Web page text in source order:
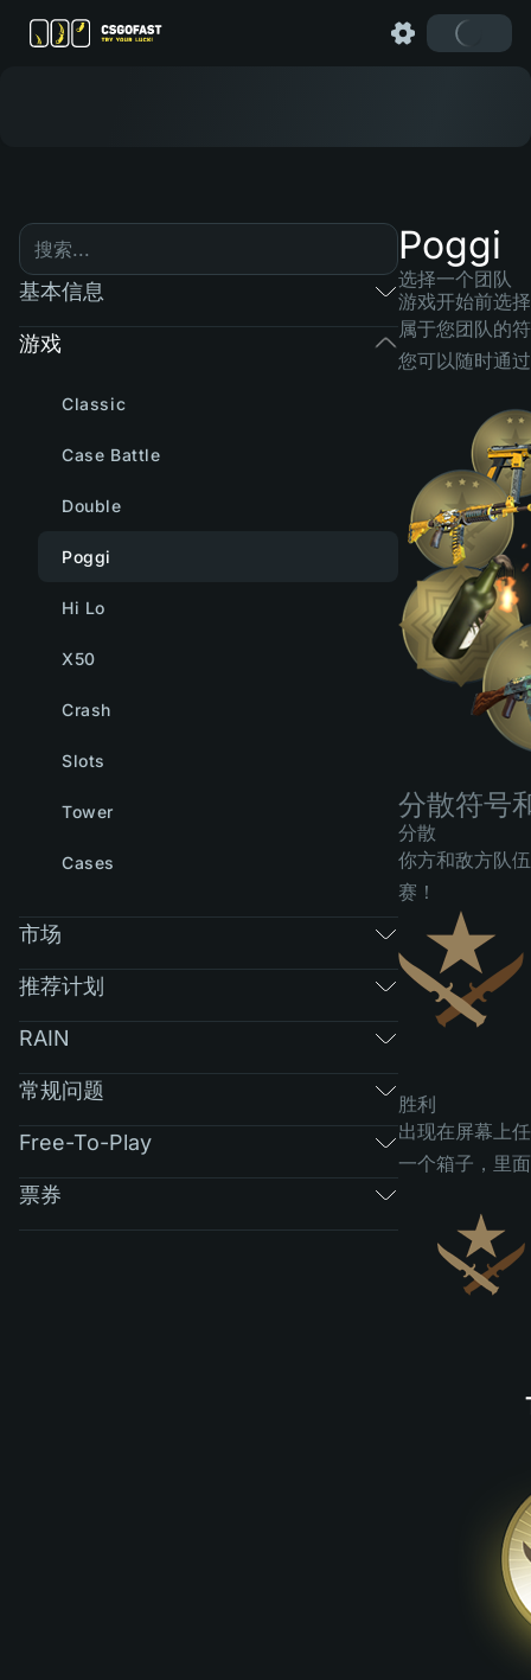
基本信息
游戏
Classic
Case Battle
Double
Poggi
Hi Lo
X50
Crash
Slots
Tower
Cases
市场
推荐计划
RAIN
常规问题
Free-To-Play
票券
Poggi
选择一个团队
游戏开始前选
属于您团队的
您可以随时通
分散符号
分散
你方和敌方队
赛！
胜利
出现在屏幕上
一个箱子，里